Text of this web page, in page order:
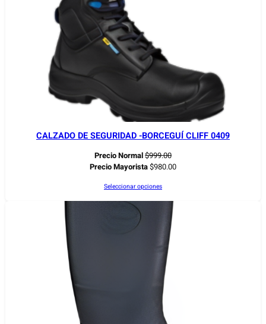
CALZADO DE SEGURIDAD -BORCEGUÍ CLIFF 0409
Precio Normal$999.00
Precio Mayorista$980.00
Seleccionar opciones